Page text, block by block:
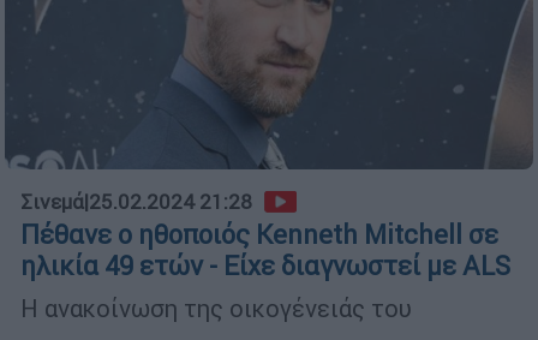
Σινεμά|25.02.2024 21:28
Πέθανε ο ηθοποιός Kenneth Mitchell σε
ηλικία 49 ετών - Είχε διαγνωστεί με ALS
Η ανακοίνωση της οικογένειάς του